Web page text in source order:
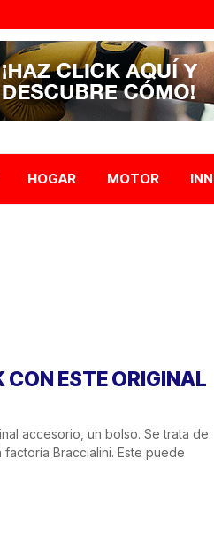
HOGAR MOTOR
CON ESTE ORIGINAL
accesorio, un bolso. Se trata de
Braccialini. Este puede